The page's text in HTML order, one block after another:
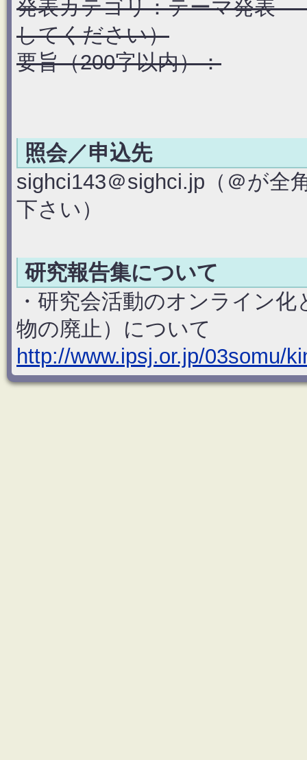
発表カテゴリ：テーマ発
してください）
要旨（200字以内）：
照会／申込先
sighci143＠sighci.jp（＠が全
下さい）
研究報告集について
・研究会活動のオンライン
物の廃止）について
http://www.ipsj.or.jp/03somu/